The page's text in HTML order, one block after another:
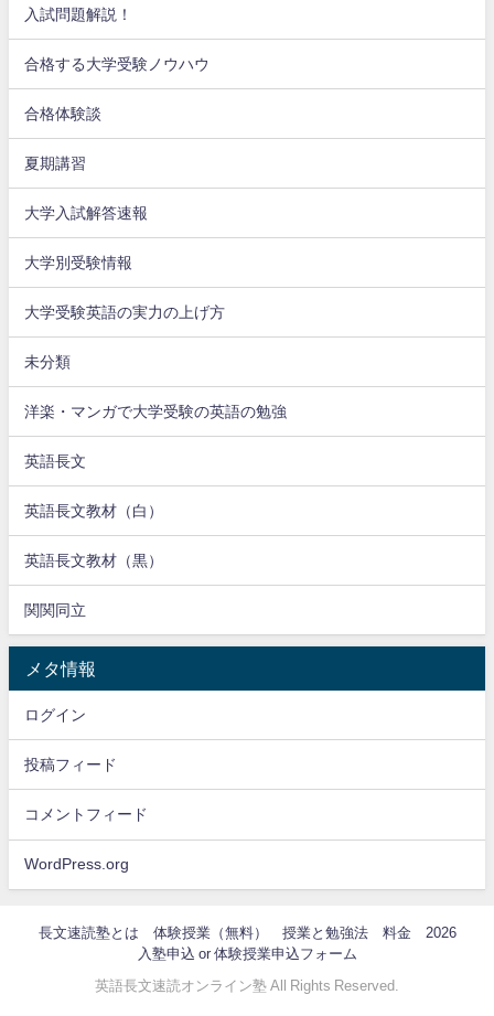
入試問題解説！
合格する大学受験ノウハウ
合格体験談
夏期講習
大学入試解答速報
大学別受験情報
大学受験英語の実力の上げ方
未分類
洋楽・マンガで大学受験の英語の勉強
英語長文
英語長文教材（白）
英語長文教材（黒）
関関同立
メタ情報
ログイン
投稿フィード
コメントフィード
WordPress.org
長文速読塾とは 体験授業（無料） 授業と勉強法
料金 2026
入塾申込 or 体験授業申込フォーム
英語長文速読オンライン塾 All Rights Reserved.